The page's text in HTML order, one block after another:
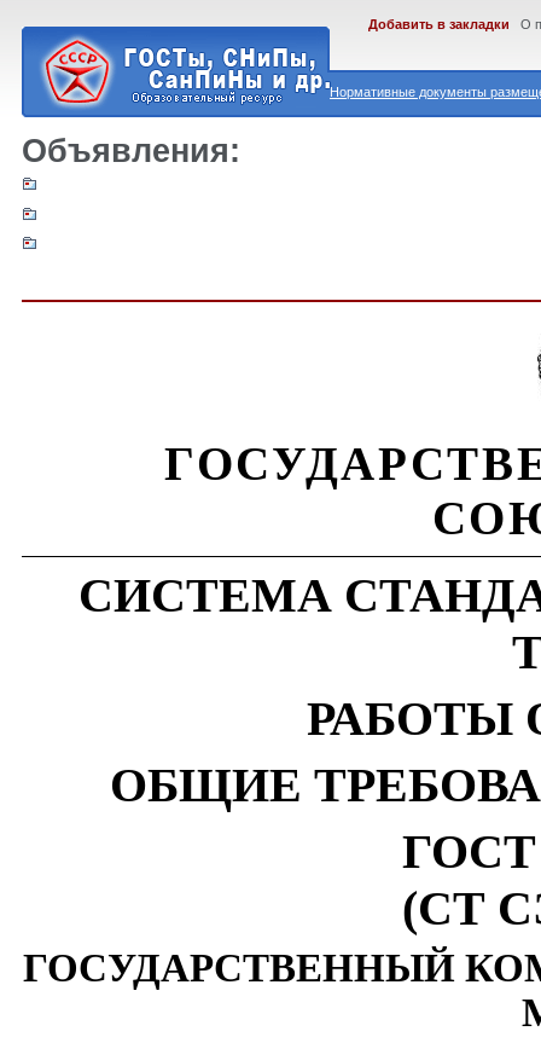
Нормативные документы
Добавить в закладки О
Объявления:
СИСТЕМА
РАБОТЫ
ОБЩИЕ
ГОСТ
(СТ
ГОСУДАРСТВЕННЫЙ